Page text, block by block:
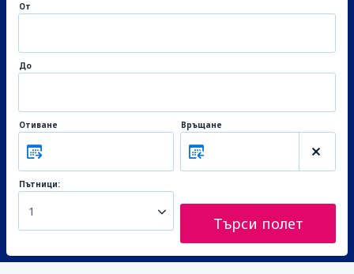
От
До
Отиване Връщане
Пътници:
1
Търси полет